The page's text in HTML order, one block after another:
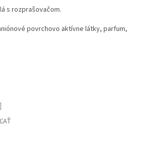
s rozprašovačom.
povrchovo aktívne látky, parfum,